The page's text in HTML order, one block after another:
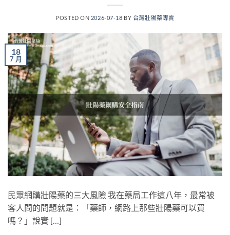
POSTED ON 2026-07-18 BY 台灣壯陽藥專賣
18
7 月
民眾網購壯陽藥的三大風險 我在藥局工作這八年，最常被
客人問的問題就是：「藥師，網路上那些壯陽藥可以買
嗎？」說實 […]